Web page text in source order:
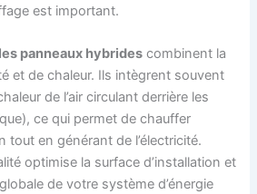
est important.
les panneaux hybrides combinent la
et de chaleur. Ils intègrent souvent
de l’air circulant derrière les
ce qui permet de chauffer
tout en générant de l’électricité.
optimise la surface d’installation et
de votre système d’énergie